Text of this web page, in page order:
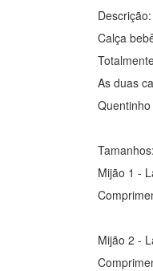
Descrição:
Calça
As duas
Tamanhos:
Mijão 1 -
Mijão 2 -